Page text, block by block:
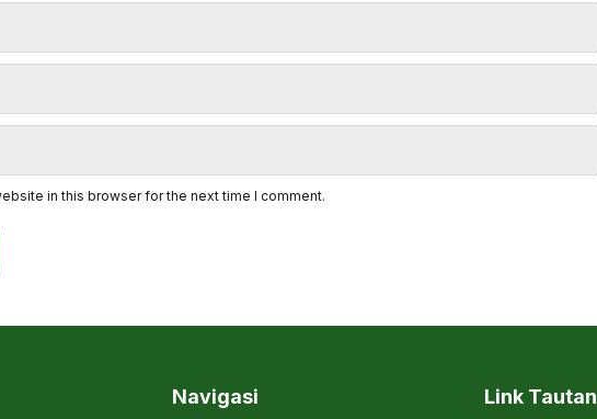
in this browser for the next time I comment.
Navigasi Link Tautan